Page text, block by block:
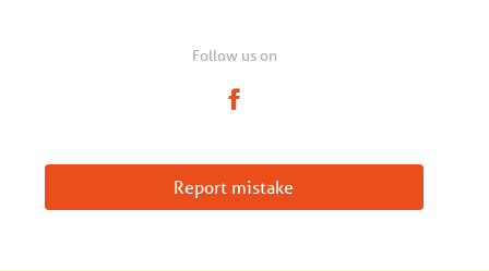
Follow us on
Report mistake